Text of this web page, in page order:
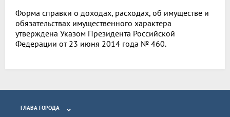
Форма справки о доходах, расходах, об имуществе и
обязательствах имущественного характера
утверждена Указом Президента Российской
Федерации от 23 июня 2014 года № 460.
ГЛАВА ГОРОДА